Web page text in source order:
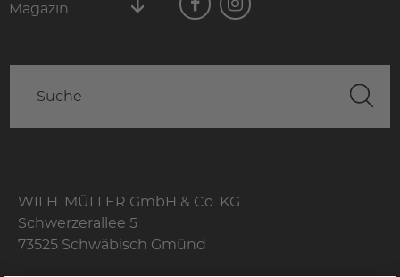
Magazin
WILH. MÜLLER GmbH & Co. KG
Schwerzerallee 5
73525 Schwäbisch Gmünd